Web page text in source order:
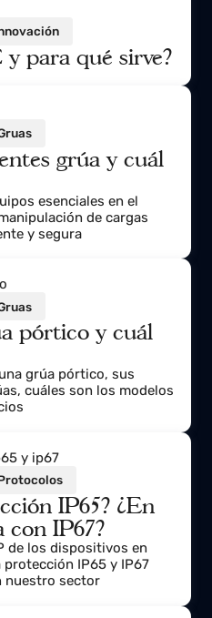
y que tipo de tareas
grua o viga? Aprende de
IkolCrane
y para qué sirve?
grúa y cuál
esenciales en el
manipulación de cargas
y segura
pórtico y cuál
una grúa pórtico, sus
cuáles son los modelos